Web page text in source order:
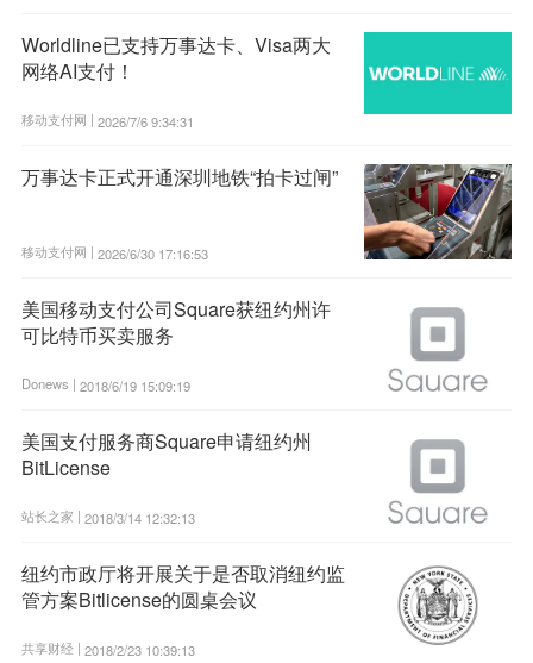
Worldline已支持万事达卡、Visa两大
网络AI支付！
移动支付网 | 2026/7/6 9:34:31
万事达卡正式开通深圳地铁“拍卡过闸”
移动支付网 | 2026/6/30 17:16:53
美国移动支付公司Square获纽约州许
可比特币买卖服务
Donews | 2018/6/19 15:09:19
美国支付服务商Square申请纽约州
BitLicense
站长之家 | 2018/3/14 12:32:13
纽约市政厅将开展关于是否取消纽约监
管方案Bitlicense的圆桌会议
共享财经 | 2018/2/23 10:39:13